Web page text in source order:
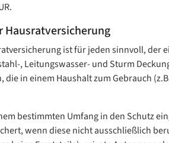
Hausratversicherung
ist für jeden sinnvoll, der
, Leitungswasser- und Sturm
die in einem Haushalt zum Gebrauch
bestimmten Umfang in den Schutz
wenn diese nicht ausschließlich